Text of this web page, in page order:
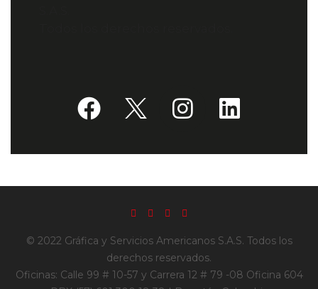
© 2022 Gráfica y Servicios Americanos S.A.S. Todos los
derechos reservados.
Oficinas: Calle 99 # 10-57 y Carrera 12 # 79 -08 Oficina 604